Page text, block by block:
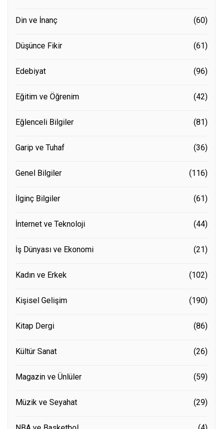
Din ve İnanç (60)
Düşünce Fikir (61)
Edebiyat (96)
Eğitim ve Öğrenim (42)
Eğlenceli Bilgiler (81)
Garip ve Tuhaf (36)
Genel Bilgiler (116)
İlginç Bilgiler (61)
İnternet ve Teknoloji (44)
İş Dünyası ve Ekonomi (21)
Kadın ve Erkek (102)
Kişisel Gelişim (190)
Kitap Dergi (86)
Kültür Sanat (26)
Magazin ve Ünlüler (59)
Müzik ve Seyahat (29)